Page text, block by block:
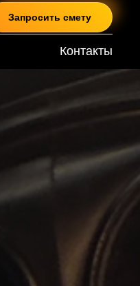
Запросить смету
Контакты